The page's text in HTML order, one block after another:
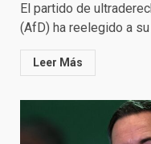
El partido de
(AfD) ha reelegido a
Leer Más